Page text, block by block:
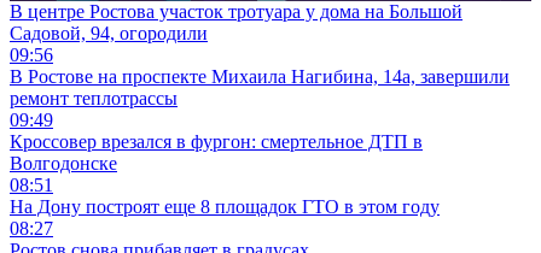
В центре Ростова участок тротуара у дома на Большой
Садовой, 94, огородили
09:56
В Ростове на проспекте Михаила Нагибина, 14а, завершили
ремонт теплотрассы
09:49
Кроссовер врезался в фургон: смертельное ДТП в
Волгодонске
08:51
На Дону построят еще 8 площадок ГТО в этом году
08:27